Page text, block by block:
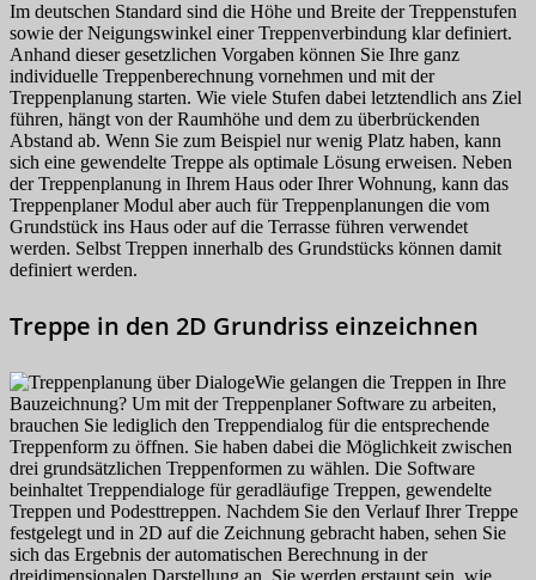
Im deutschen Standard sind die Höhe und Breite der Treppenstufen
sowie der Neigungswinkel einer Treppenverbindung klar definiert.
Anhand dieser gesetzlichen Vorgaben können Sie Ihre ganz
individuelle Treppenberechnung vornehmen und mit der
Treppenplanung starten. Wie viele Stufen dabei letztendlich ans Ziel
führen, hängt von der Raumhöhe und dem zu überbrückenden
Abstand ab. Wenn Sie zum Beispiel nur wenig Platz haben, kann
sich eine gewendelte Treppe als optimale Lösung erweisen. Neben
der Treppenplanung in Ihrem Haus oder Ihrer Wohnung, kann das
Treppenplaner Modul aber auch für Treppenplanungen die vom
Grundstück ins Haus oder auf die Terrasse führen verwendet
werden. Selbst Treppen innerhalb des Grundstücks können damit
definiert werden.
Treppe in den 2D Grundriss einzeichnen
Wie gelangen die Treppen in Ihre
Bauzeichnung? Um mit der Treppenplaner Software zu arbeiten,
brauchen Sie lediglich den Treppendialog für die entsprechende
Treppenform zu öffnen. Sie haben dabei die Möglichkeit zwischen
drei grundsätzlichen Treppenformen zu wählen. Die Software
beinhaltet Treppendialoge für geradläufige Treppen, gewendelte
Treppen und Podesttreppen. Nachdem Sie den Verlauf Ihrer Treppe
festgelegt und in 2D auf die Zeichnung gebracht haben, sehen Sie
sich das Ergebnis der automatischen Berechnung in der